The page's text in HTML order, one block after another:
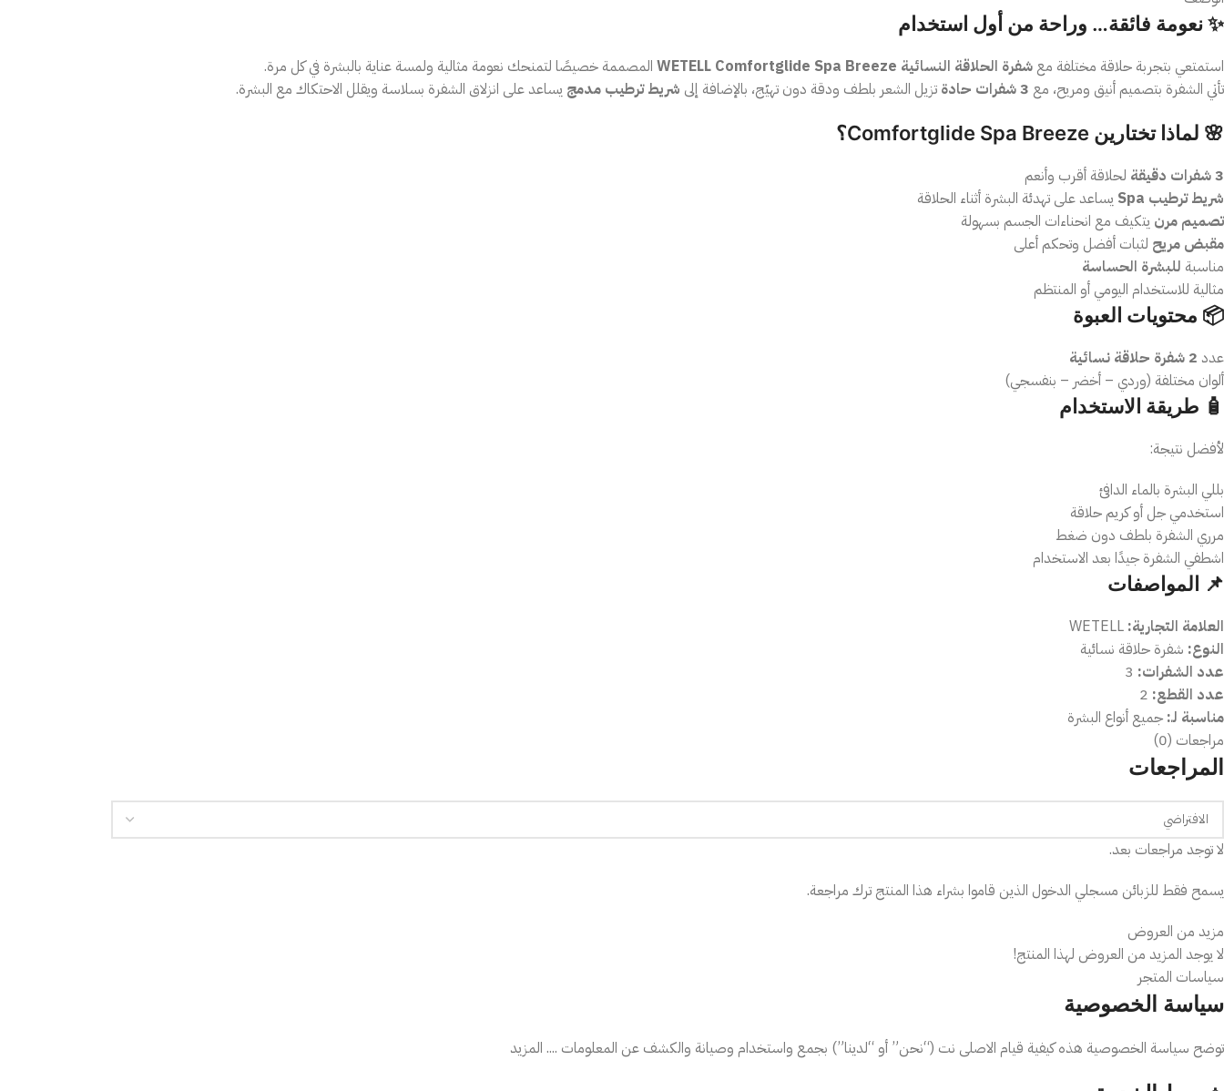
✨ نعومة فائقة… وراحة من أول استخدام
استمتعي بتجربة حلاقة مختلفة مع شفرة الحلاقة النسائية WETELL Comfortglide Spa Breeze
المصممة خصيصًا لتمنحك نعومة مثالية ولمسة عناية بالبشرة في كل مرة.
تأتي الشفرة بتصميم أنيق ومريح، مع 3 شفرات حادة تزيل الشعر بلطف ودقة دون تهيّج، بالإضافة إلى شريط ترطيب مدمج يساعد على انزلاق الشفرة بسلاسة ويقلل الاحتكاك مع البشرة.
🌸 لماذا تختارين Comfortglide Spa Breeze؟
3 شفرات دقيقة
لحلاقة أقرب وأنعم
شريط ترطيب Spa
يساعد على تهدئة البشرة أثناء الحلاقة
تصميم مرن يتكيف مع انحناءات الجسم بسهولة
مقبض مريح لثبات أفضل وتحكم أعلى
مناسبة للبشرة الحساسة
مثالية للاستخدام اليومي أو المنتظم
📦 محتويات العبوة
عدد 2 شفرة حلاقة نسائية
ألوان مختلفة (وردي – أخضر – بنفسجي)
🧴 طريقة الاستخدام
لأفضل نتيجة:
بللي البشرة بالماء الدافئ
استخدمي جل أو كريم حلاقة
مرري الشفرة بلطف دون ضغط
اشطفي الشفرة جيدًا بعد الاستخدام
📌 المواصفات
العلامة التجارية:
النوع: شفرة حلاقة نسائية
عدد الشفرات:
عدد القطع:
مناسبة لـ: جميع أنواع البشرة
مراجعات (0)
المراجعات
لا توجد مراجعات بعد.
يسمح فقط للزبائن مسجلي الدخول الذين قاموا بشراء هذا المنتج ترك مراجعة.
مزيد من العروض
لا يوجد المزيد من العروض لهذا المنتج!
سياسات المتجر
سياسة الخصوصية
توضح سياسة الخصوصية هذه كيفية قيام الاصلى نت (“نحن” أو “لدينا”) بجمع واستخدام وصيانة والكشف عن المعلومات .... المزيد